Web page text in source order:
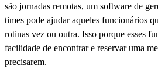
são jornadas remotas, um software de
times pode ajudar aqueles funcionários
rotinas vez ou outra. Isso porque esses
facilidade de encontrar e reservar uma
precisarem.